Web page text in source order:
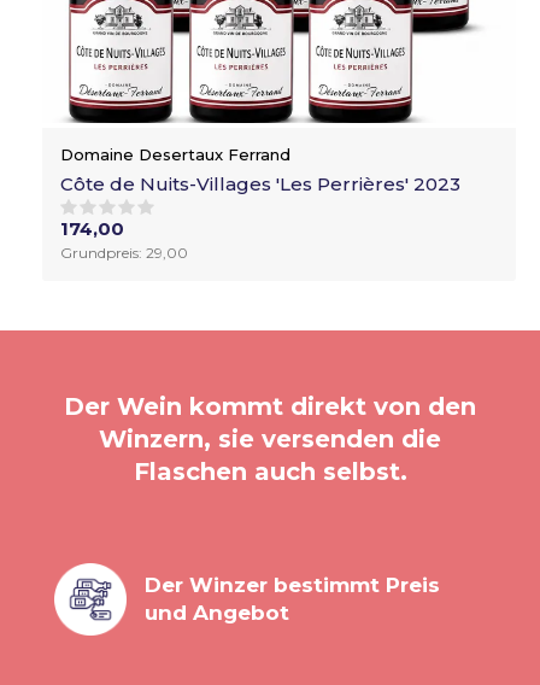
Domaine Desertaux Ferrand
Côte de Nuits-Villages 'Les Perrières' 2023
174,00
Grundpreis: 29,00
Der Wein kommt direkt von den
Winzern, sie versenden die
Flaschen auch selbst.
Der Winzer bestimmt Preis
und Angebot